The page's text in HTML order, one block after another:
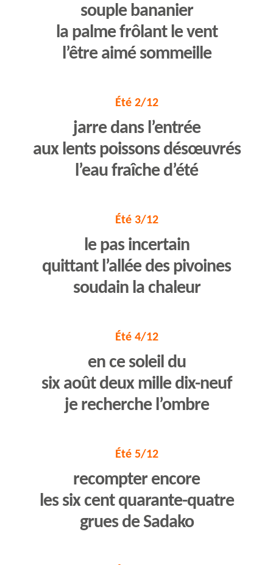
souple bananier
la palme frôlant le vent
l’être aimé sommeille
Été 2/12
jarre dans l’entrée
aux lents poissons désœuvrés
l’eau fraîche d’été
Été 3/12
le pas incertain
quittant l’allée des pivoines
soudain la chaleur
Été 4/12
en ce soleil du
six août deux mille dix-neuf
je recherche l’ombre
Été 5/12
recompter encore
les six cent quarante-quatre
grues de Sadako